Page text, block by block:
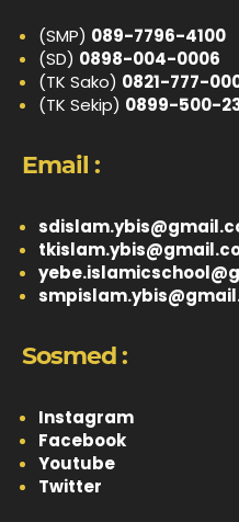
(SMP) 089-7796-4100
(SD) 0898-004-0006
(TK Sako) 0821-777-
(TK Sekip) 0899-500-
Email :
Sosmed :
Instagram
Facebook
Youtube
Twitter